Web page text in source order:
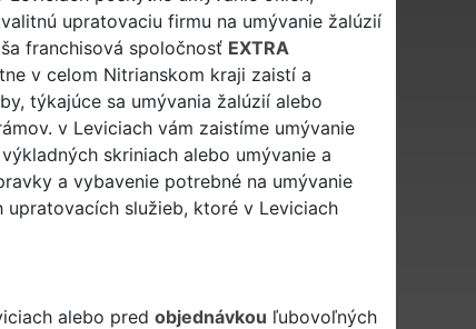
upratovaciu firmu na umývanie žalúzií
franchisová spoločnosť EXTRA
v celom Nitrianskom kraji zaistí a
týkajúce sa umývania žalúzií alebo
v Leviciach vám zaistíme umývanie
skriniach alebo umývanie a
a vybavenie potrebné na umývanie
služieb, ktoré v Leviciach
alebo pred objednávkou ľubovoľných